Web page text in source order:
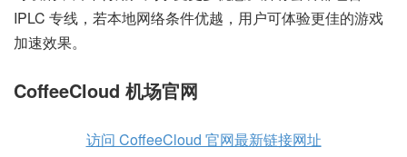
IPLC 专线，若本地网络条件优越，用户可体验更佳的游戏
加速效果。
CoffeeCloud 机场官网
访问 CoffeeCloud 官网最新链接网址